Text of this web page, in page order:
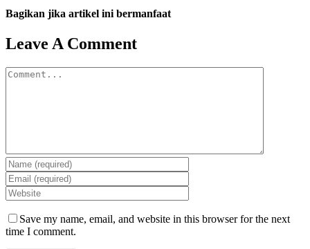
Bagikan jika artikel ini bermanfaat
Facebook
Twitter
Reddit
LinkedIn
WhatsApp
Tumblr
Pinterest
Vk
Email
Leave A Comment
Comment
Save my name, email, and website in this browser for the next
time I comment.